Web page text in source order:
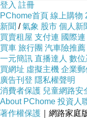
登入 註冊
PChome首頁 線上購物
新聞 /氣象 股市 個人新
買賣租屋 支付連 國際連
買車 旅行團 汽車險推薦
一元簡訊 直播達人 數位
買網址 虛擬主機 企業郵
廣告刊登 隱私權聲明
消費者保護 兒童網路安
About PChome 投資人
著作權保護 ｜網路家庭